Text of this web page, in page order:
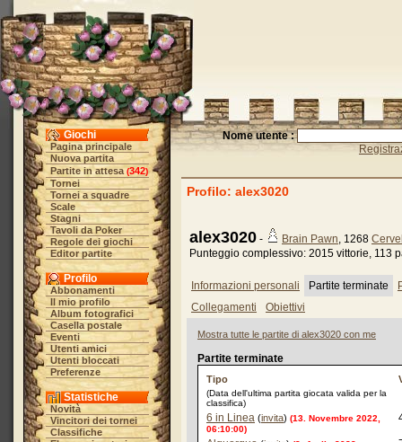
Giochi
Pagina principale
Nuova partita
Partite in attesa (342)
Tornei
Tornei a squadre
Scale
Stagni
Tavoli da Poker
Regole dei giochi
Editor partite
Profilo
Abbonamenti
Il mio profilo
Album fotografici
Casella postale
Eventi
Utenti amici
Utenti bloccati
Preferenze
Statistiche
Novità
Vincitori dei tornei
Classifiche
Nome utente :
Profilo: alex3020
alex3020 - Brain Pawn, 1268
Punteggio complessivo: 2015 vittorie, 113
Informazioni personali Partite terminate
Collegamenti
Obiettivi
Mostra tutte le partite di alex3020 con me
Partite terminate
Tipo
(Data dell'ultima partita giocata valida per la
classifica)
6 in Linea (invita) (13. Novembre 2022,
06:10:00)